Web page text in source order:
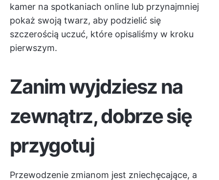
kamer na spotkaniach online lub przynajmniej
pokaż swoją twarz, aby podzielić się
szczerością uczuć, które opisaliśmy w kroku
pierwszym.
Zanim wyjdziesz na
zewnątrz, dobrze się
przygotuj
Przewodzenie zmianom jest zniechęcające, a